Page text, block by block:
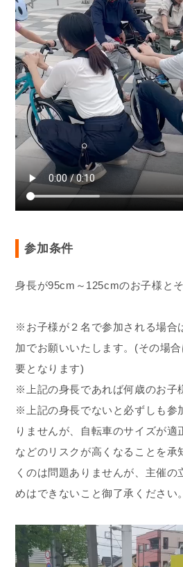
参加条件
身長が95cm～125cmのお子様と
※お子様が２名で参加される場合
加でお願いいたします。(その場
要となります)
※上記の身長であれば何歳のお子
※上記の身長でないと必ずしも参
りませんが、自転車のサイズが適
などのリスクが高くなることを承
くのは問題ありませんが、主催の
めはできないこと御了承ください。